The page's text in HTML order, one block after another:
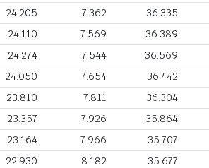
24.205 7.362 36.335
24.110 7.569 36.389
24.274 7.544 36.569
24.050 7.654 36.442
23.810 7.811 36.304
23.357 7.926 35.864
23.164 7.966 35.707
22.930 8.182 35.677